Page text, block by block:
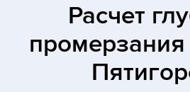
Расчет
промерзания